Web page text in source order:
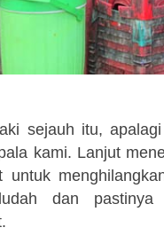
sejauh itu,
kami. Lanjut
untuk
dan pastinya